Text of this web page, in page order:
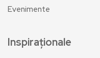
Evenimente
Inspiraționale